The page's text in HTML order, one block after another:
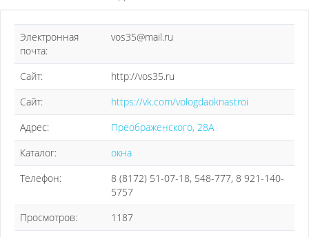
Электронная
почта:
vos35@mail.ru
Сайт:
http://vos35.ru
Сайт:
https://vk.com/vologdaoknastroi
Адрес:
Преображенского, 28А
Каталог:
окна
Телефон:
8 (8172) 51-07-18, 548-777, 8 921-140-
5757
Просмотров:
1187